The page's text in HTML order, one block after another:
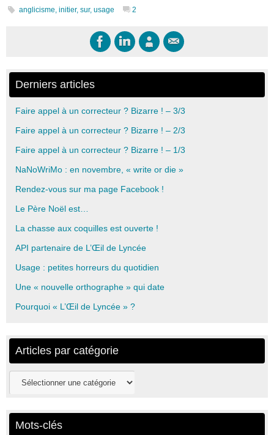
anglicisme initier, sur, usage 2
Derniers articles
Faire appel à un correcteur ? Bizarre ! – 3/3
Faire appel à un correcteur ? Bizarre ! – 2/3
Faire appel à un correcteur ? Bizarre ! – 1/3
NaNoWriMo : en novembre, « write or die »
Rendez-vous sur ma page Facebook !
Le Père Noël est…
La chasse aux coquilles est ouverte !
API partenaire de L’Œil de Lyncée
Usage : petites horreurs du quotidien
Une « nouvelle orthographe » qui date
Pourquoi « L’Œil de Lyncée » ?
Articles par catégorie
Mots-clés